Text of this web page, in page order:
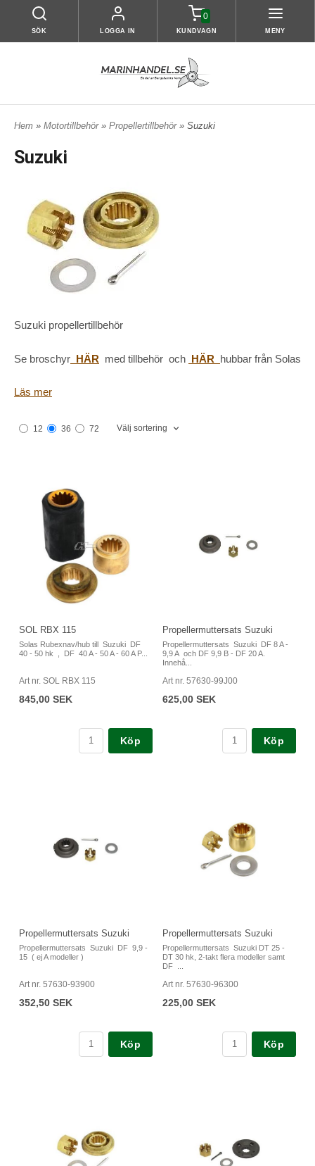
SÖK LOGGA IN
0
KUNDVAGN MENY
Hem » Motortillbehör » Propellertillbehör » Suzuki
Suzuki
Suzuki propellertillbehör
Se broschyr HÄR med tillbehör och HÄR hubbar från Solas
Saxpinnar finns under "Reservdelar" "Kilar, sprintar"
Läs mer
12 36 72 Välj sortering
SOL RBX 115
Solas Rubexnav/hub till Suzuki DF
40 - 50 hk , DF 40 A - 50 A - 60 A P...
Art nr. SOL RBX 115
845,00 SEK
Köp
Propellermuttersats Suzuki
Propellermuttersats Suzuki DF 8 A -
9,9 A och DF 9,9 B - DF 20 A.
Innehå...
Art nr. 57630-99J00
625,00 SEK
Köp
Propellermuttersats Suzuki
Propellermuttersats Suzuki DF 9,9 -
15 ( ej A modeller )
Art nr. 57630-93900
352,50 SEK
Köp
Propellermuttersats Suzuki
Propellermuttersats Suzuki DT 25 -
DT 30 hk, 2-takt flera modeller samt
DF ...
Art nr. 57630-96300
225,00 SEK
Köp